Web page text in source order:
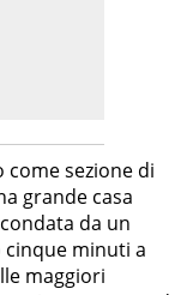
come sezione di
grande casa
da un
minuti a
maggiori